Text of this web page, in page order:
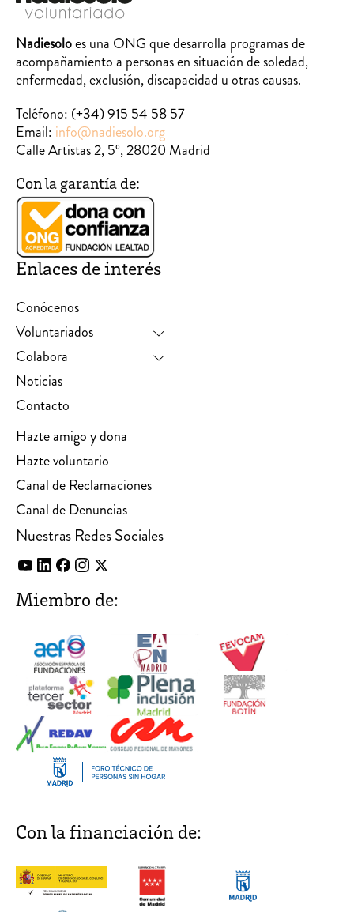
Nadiesoloes una ONG que desarrolla programas de
acompañamiento a personas en situación de soledad,
enfermedad, exclusión, discapacidad u otras causas.
Teléfono: (+34) 915 54 58 57
Email: info@nadiesolo.org
Calle Artistas 2, 5º, 28020 Madrid
Con la garantía de:
Enlaces de interés
Conócenos
Voluntariados
Colabora
Noticias
Contacto
Hazte amigo y dona
Hazte voluntario
Canal de Reclamaciones
Canal de Denuncias
Nuestras Redes Sociales
Miembro de:
Con la financiación de: